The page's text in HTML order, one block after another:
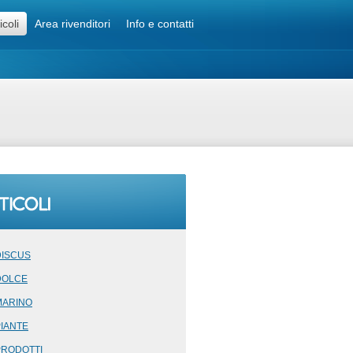
Area rivenditori Info e contatti